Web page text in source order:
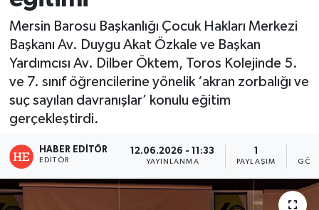
Mersin Barosu Başkanlığı Çocuk Hakları Merkezi
Başkanı Av. Duygu Akat Özkale ve Başkan
Yardımcısı Av. Dilber Öktem, Toros Kolejinde 5.
ve 7. sınıf öğrencilerine yönelik ‘akran zorbalığı ve
suç sayılan davranışlar’ konulu eğitim
gerçekleştirdi.
HABER EDITÖR
EDITÖR
12.06.2026 - 11:33
YAYINLANMA PAYLAŞIM